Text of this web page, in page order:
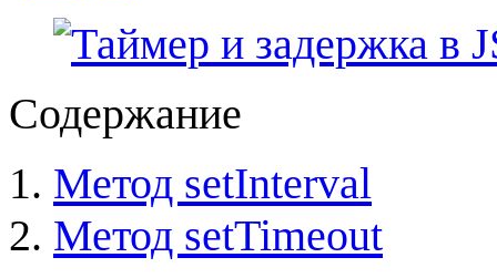
Содержание
Метод setInterval
Метод setTimeout